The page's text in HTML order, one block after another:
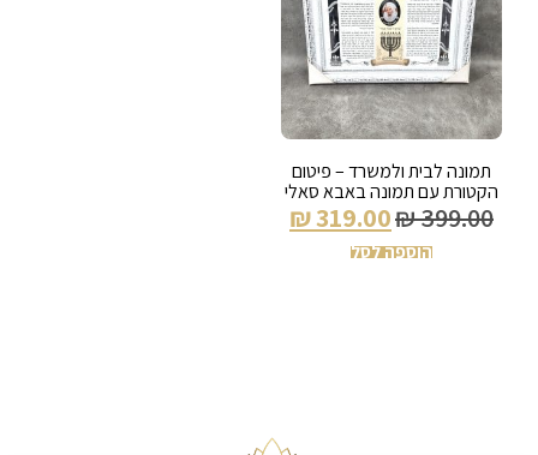
תמונה לבית ולמשרד – פיטום
הקטורת עם תמונה באבא סאלי
₪399.00
₪319.00
הוספה לסל